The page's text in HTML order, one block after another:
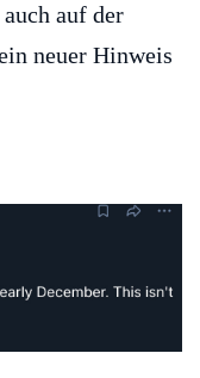
auf der
neuer Hinweis